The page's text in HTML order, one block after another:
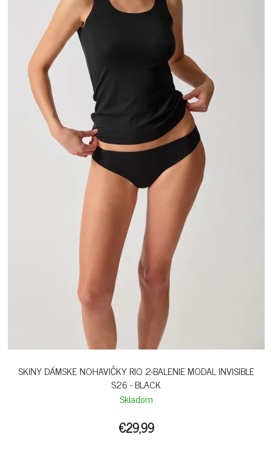
SKINY DÁMSKE NOHAVIČKY RIO 2-BALENIE MODAL INVISIBLE
S26 - BLACK
Skladom
€29,99